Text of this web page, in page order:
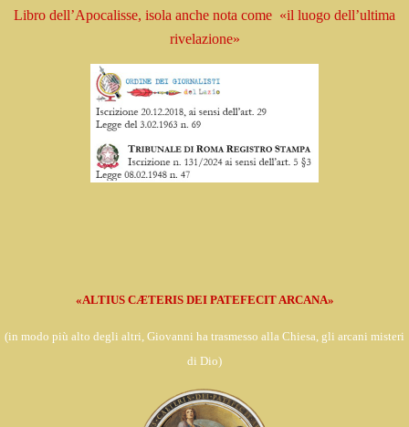
Libro dell’Apocalisse, isola anche nota come «il luogo dell’ultima
rivelazione»
«ALTIUS CÆTERIS DEI PATEFECIT ARCANA»
(in modo più alto degli altri, Giovanni ha trasmesso alla Chiesa, gli arcani misteri
di Dio)